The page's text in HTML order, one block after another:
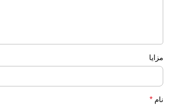
مزایا
نام *